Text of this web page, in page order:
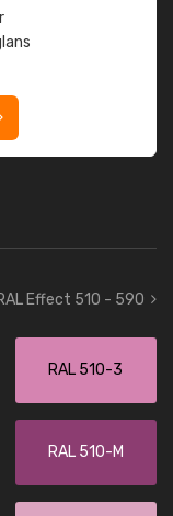
Effect 510 - 590
RAL 510-3
RAL 510-M